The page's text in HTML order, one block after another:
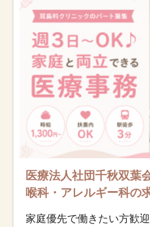
医療法人社団千秋双
喉科・アレルギー科の
家庭優先で働きたい方歓